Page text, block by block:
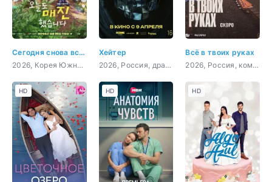
Сегодня снова всё распродано
2026, Корея Южная, мелодрама, комедия
Хейтер
2026, Россия, драма, мелодрама
Всё в твоих руках
2026, Россия, комедия, мелодрама
HD HD HD